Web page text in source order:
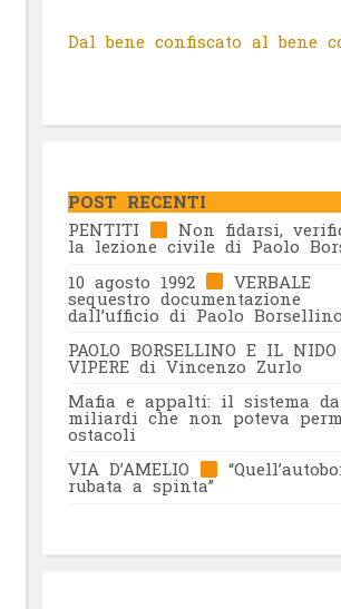
Dal bene confiscato al bene
POST RECENTI
PENTITI
Non fidarsi,
la lezione civile di Paolo
10 agosto 1992
VERBALE
sequestro documentazione
dall’ufficio di Paolo Borsellino
PAOLO BORSELLINO E IL
VIPERE di Vincenzo Zurlo
Mafia e appalti: il sistema
miliardi che non poteva
ostacoli
VIA D’AMELIO
rubata a spinta”